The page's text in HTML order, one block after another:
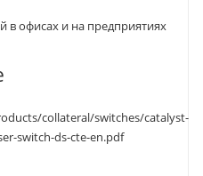
в офисах и на предприятиях
collateral/switches/catalyst-
switch-ds-cte-en.pdf